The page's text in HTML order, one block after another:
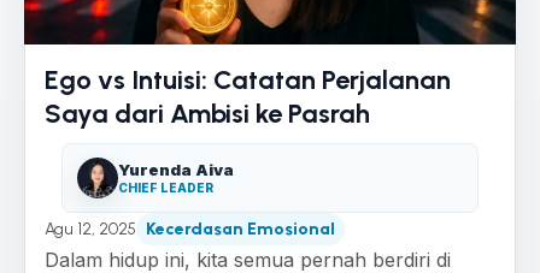
Ego vs Intuisi: Catatan Perjalanan
Saya dari Ambisi ke Pasrah
Yurenda Aiva
CHIEF LEADER
Agu 12, 2025 Kecerdasan Emosional
Dalam hidup ini, kita semua pernah berdiri di